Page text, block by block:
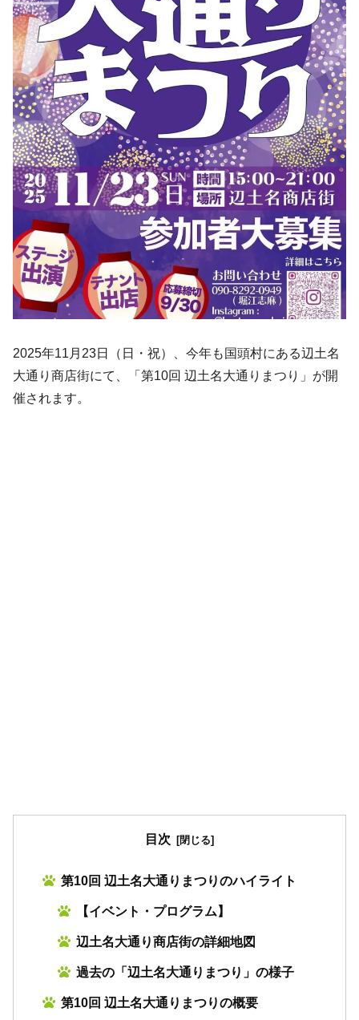
2025年11月23日（日・祝）、今年も国頭村にある辺土名
大通り商店街にて、「第10回 辺土名大通りまつり」が開
催されます。
目次
第10回 辺土名大通りまつりのハイライト
【イベント・プログラム】
辺土名大通り商店街の詳細地図
過去の「辺土名大通りまつり」の様子
第10回 辺土名大通りまつりの概要